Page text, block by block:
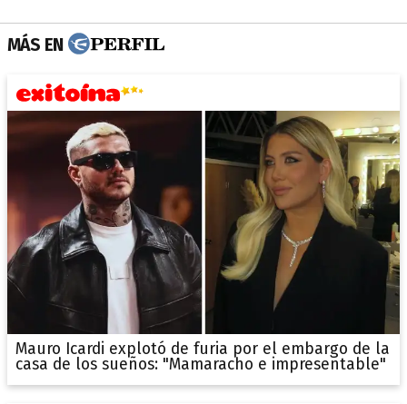
MÁS EN
Mauro Icardi explotó de furia por el embargo de la
casa de los sueños: "Mamaracho e impresentable"